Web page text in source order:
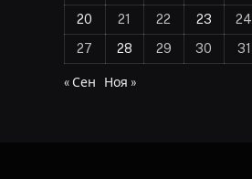
20
21 22 23 24
27
28 29 30 31
« Сен Ноя »